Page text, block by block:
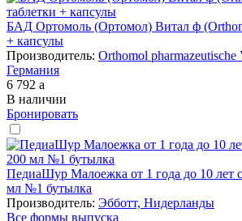
БАД Ортомоль (Ортомол) Витал ф
+ капсулы
Производитель: Orthomol pharmazeutische
Германия
6 792 a
В наличии
Бронировать
ПедиаШур Малоежка от 1 года до 10 лет
мл №1 бутылка
Производитель: Эбботт, Нидерланды
Все формы выпуска